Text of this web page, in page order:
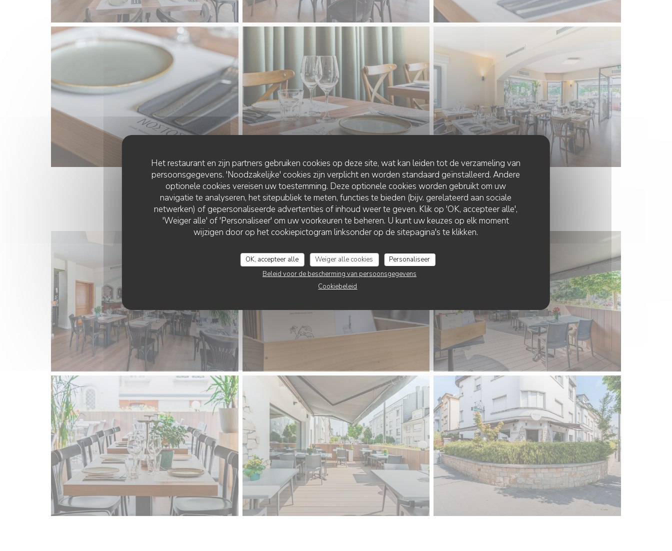
Het restaurant en zijn partners gebruiken cookies op deze site, wat kan leiden tot de verzameling van
persoonsgegevens. 'Noodzakelijke' cookies zijn verplicht en worden standaard geïnstalleerd. Andere
optionele cookies vereisen uw toestemming. Deze optionele cookies worden gebruikt om uw
navigatie te analyseren, het sitepubliek te meten, functies te bieden (bijv. gerelateerd aan sociale
netwerken) of gepersonaliseerde advertenties of inhoud weer te geven. Klik op 'OK, accepteer alle',
'Weiger alle' of 'Personaliseer' om uw voorkeuren te beheren. U kunt uw keuzes op elk moment
wijzigen door op het cookiepictogram linksonder op de sitepagina's te klikken.
OK, accepteer alle Weiger alle cookies
Personaliseer
Beleid voor de bescherming van persoonsgegevens
Cookiebeleid
NOSTOS
RESTAURANT NOSTOS